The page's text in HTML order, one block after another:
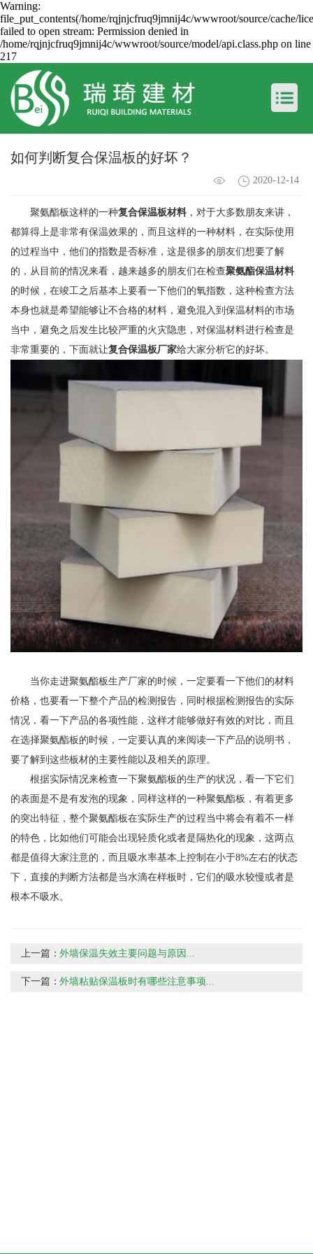
Warning:
file_put_contents(/home/rqjnjcfruq9jmnij4c/wwwroot/source/cache/
failed to open stream: Permission denied in
/home/rqjnjcfruq9jmnij4c/wwwroot/source/model/api.class.php on line
217
如何判断复合保温板的好坏？
2020-12-14
聚氨酯板这样的一种复合保温板材料 ，对于大多数朋友来讲，
都算得上是非常有保温效果的，而且这样的一种材料，在实际使用
的过程当中，他们的指数是否标准，这是很多的朋友们想要了解
的，从目前的情况来看，越来越多的朋友们在检查聚氨酯保温材料
的时候，在竣工之后基本上要看一下他们的氧指数，这种检查方法
本身也就是希望能够让不合格的材料，避免混入到保温材料的市场
当中，避免之后发生比较严重的火灾隐患，对保温材料进行检查是
非常重要的，下面就让复合保温板厂家给大家分析它的好坏。
当你走进聚氨酯板生产厂家的时候，一定要看一下他们的材料
价格，也要看一下整个产品的检测报告，同时根据检测报告的实际
情况，看一下产品的各项性能，这样才能够做好有效的对比，而且
在选择聚氨酯板的时候，一定要认真的来阅读一下产品的说明书，
要了解到这些板材的主要性能以及相关的原理。
根据实际情况来检查一下聚氨酯板的生产的状况，看一下它们
的表面是不是有发泡的现象，同样这样的一种聚氨酯板，有着更多
的突出特征，整个聚氨酯板在实际生产的过程当中将会有着不一样
的特色，比如他们可能会出现轻质化或者是隔热化的现象，这两点
都是值得大家注意的，而且吸水率基本上控制在小于8%左右的状态
下，直接的判断方法都是当水滴在样板时，它们的吸水较慢或者是
根本不吸水。
上一篇：外墙保温失效主要问题与原因...
下一篇：外墙粘贴保温板时有哪些注意事项...